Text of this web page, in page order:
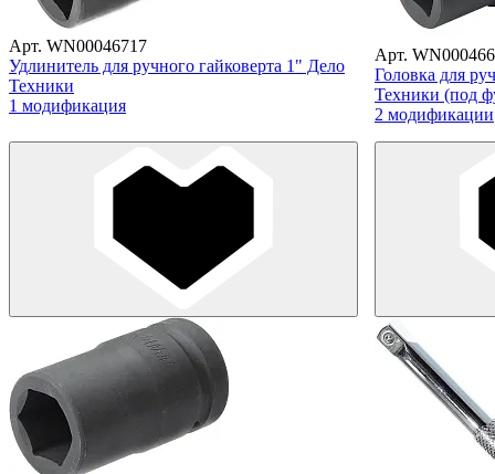
Арт. WN00046717
Удлинитель для ручного гайковерта 1" Дело
Техники
1 модификация
Арт.
Головка для
Техники (под
2 модификации